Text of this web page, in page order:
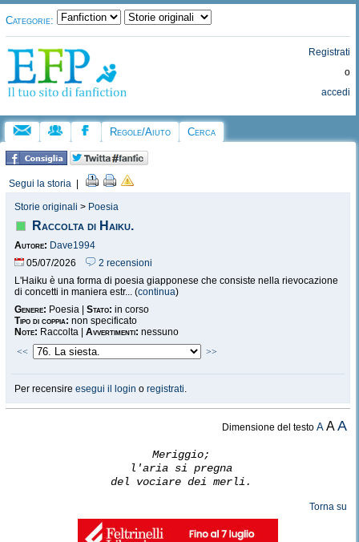
Categorie:
Registrati
o
accedi
Regole/Aiuto Cerca
Segui la storia
Storie originali > Poesia
Raccolta di Haiku.
Autore: Dave1994
05/07/2026
2 recensioni
L'Haiku è una forma di poesia giapponese che consiste nella rievocazione
di concetti in maniera estr... (continua)
Genere: Poesia | Stato: in corso
Tipo di coppia: non specificato
Note: Raccolta | Avvertimenti: nessuno
<<
>>
Per recensire esegui il login o registrati.
Dimensione del testoA AA
Meriggio;
l'aria si pregna
del vociare dei merli.
Torna su